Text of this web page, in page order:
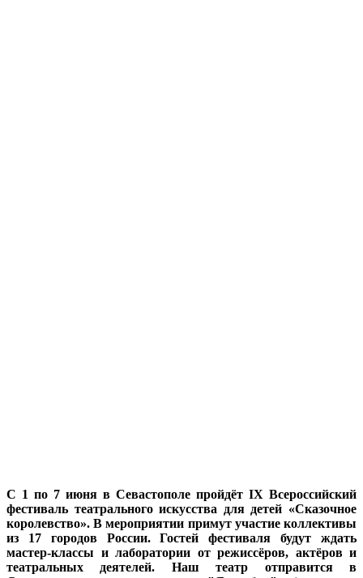
С 1 по 7 июня в Севастополе пройдёт IX Всероссийский
фестиваль театрального искусства для детей «Сказочное
королевство». В мероприятии примут участие коллективы
из 17 городов России. Гостей фестиваля будут ждать
мастер-классы и лаборатории от режиссёров, актёров и
театральных деятелей. Наш театр отправится в